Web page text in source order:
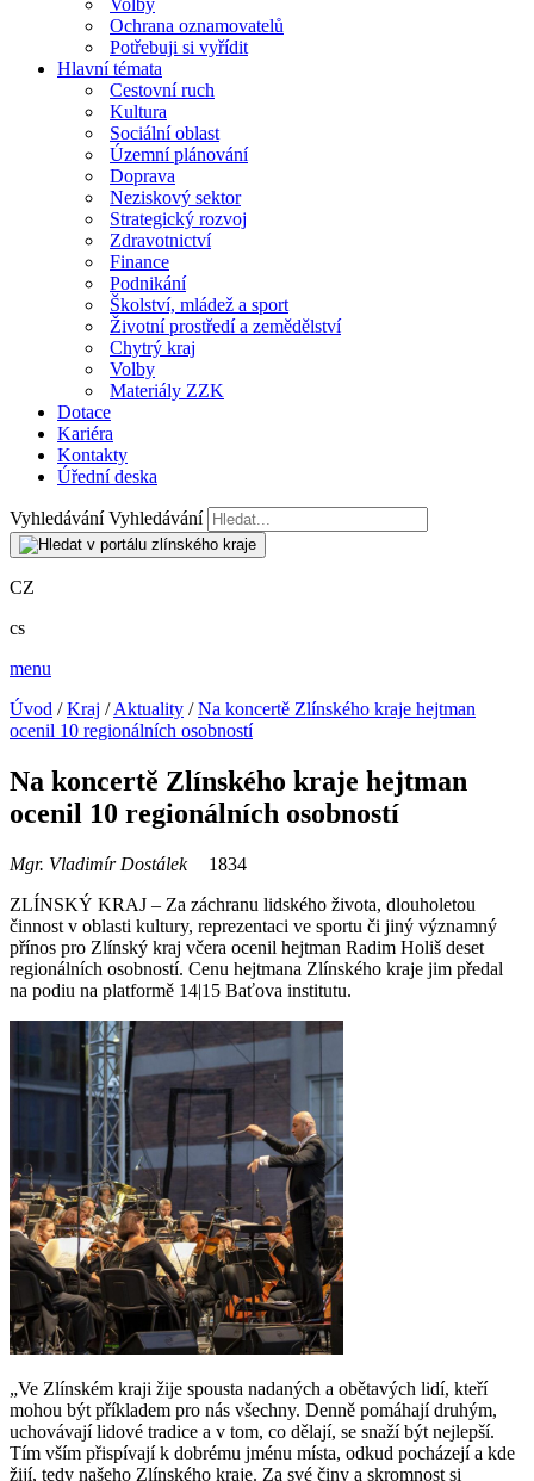
Volby
Ochrana oznamovatelů
Potřebuji si vyřídit
Hlavní témata
Cestovní ruch
Kultura
Sociální oblast
Územní plánování
Doprava
Neziskový sektor
Strategický rozvoj
Zdravotnictví
Finance
Podnikání
Školství, mládež a sport
Životní prostředí a zemědělství
Chytrý kraj
Volby
Materiály ZZK
Dotace
Kariéra
Kontakty
Úřední deska
Vyhledávání Vyhledávání
CZ
cs
menu
Úvod /Kraj /Aktuality /Na koncertě Zlínského kraje hejtman
ocenil 10 regionálních osobností
Na koncertě Zlínského kraje hejtman
ocenil 10 regionálních osobností
Mgr. Vladimír Dostálek
1834
ZLÍNSKÝ KRAJ – Za záchranu lidského života, dlouholetou
činnost v oblasti kultury, reprezentaci ve sportu či jiný významný
přínos pro Zlínský kraj včera ocenil hejtman Radim Holiš deset
regionálních osobností. Cenu hejtmana Zlínského kraje jim předal
na podiu na platformě 14|15 Baťova institutu.
„Ve Zlínském kraji žije spousta nadaných a obětavých lidí, kteří
mohou být příkladem pro nás všechny. Denně pomáhají druhým,
uchovávají lidové tradice a v tom, co dělají, se snaží být nejlepší.
Tím vším přispívají k dobrému jménu místa, odkud pocházejí a kde
žijí, tedy našeho Zlínského kraje. Za své činy a skromnost si